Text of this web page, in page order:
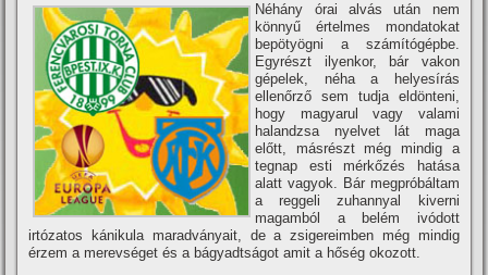
Néhány órai alvás után nem
könnyű értelmes mondatokat
bepötyögni a számí­tógépbe.
Egyrészt ilyenkor, bár vakon
gépelek, néha a helyesí­rás
ellenőrző sem tudja eldönteni,
hogy magyarul vagy valami
halandzsa nyelvet lát maga
előtt, másrészt még mindig a
tegnap esti mérkőzés hatása
alatt vagyok. Bár megpróbáltam
a reggeli zuhannyal kiverni
magamból a belém ivódott
irtózatos kánikula maradványait, de a zsigereimben még mindig
érzem a merevséget és a bágyadtságot amit a hőség okozott.